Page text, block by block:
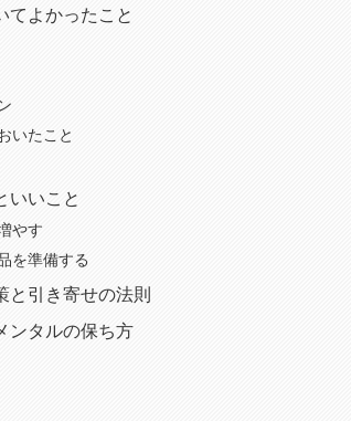
てよかったこと
いたこと
いいこと
やす
を準備する
と引き寄せの法則
ンタルの保ち方